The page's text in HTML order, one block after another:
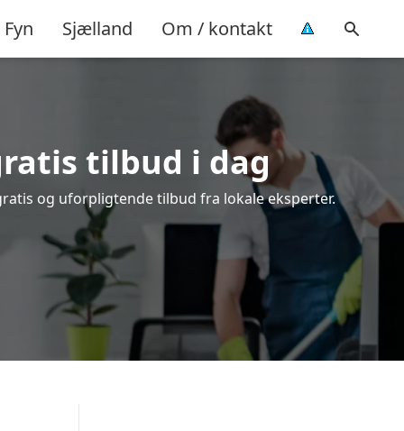
Fyn Sjælland Om / kontakt
tilbud i dag
og uforpligtende tilbud fra lokale eksperter.